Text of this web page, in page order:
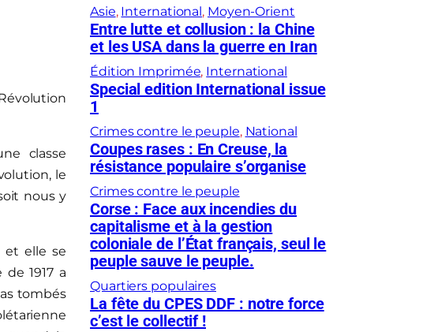
classe
le
nous y
et elle se
1917 a
tombés
Asie, International, Moyen-Orient
Entre lutte et collusion : la Chine
et les USA dans la guerre en Iran
Édition Imprimée, International
Special edition International issue
1
Crimes contre le peuple, National
Coupes rases : En Creuse, la
résistance populaire s’organise
Crimes contre le peuple
Corse : Face aux incendies du
capitalisme et à la gestion
coloniale de l’État français, seul le
peuple sauve le peuple.
Quartiers populaires
La fête du CPES DDF : notre force
c’est le collectif !